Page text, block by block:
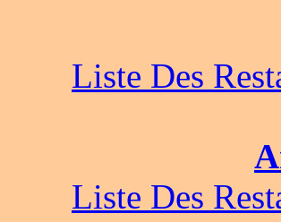
Liste Des
Liste Des